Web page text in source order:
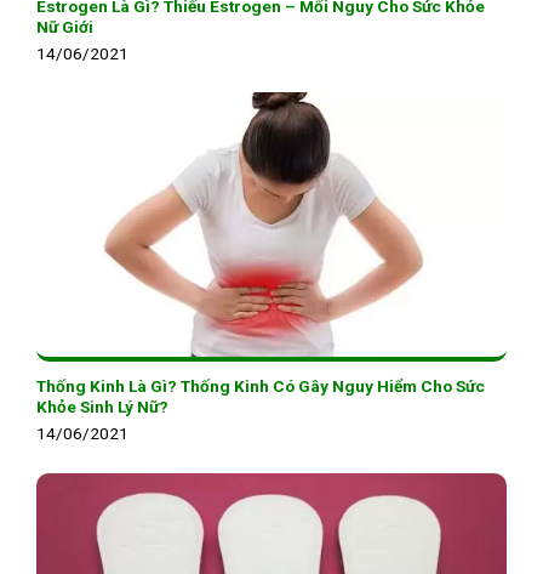
Estrogen Là Gì? Thiếu Estrogen – Mối Nguy Cho Sức Khỏe
Nữ Giới
14/06/2021
Thống Kinh Là Gì? Thống Kinh Có Gây Nguy Hiểm Cho Sức
Khỏe Sinh Lý Nữ?
14/06/2021